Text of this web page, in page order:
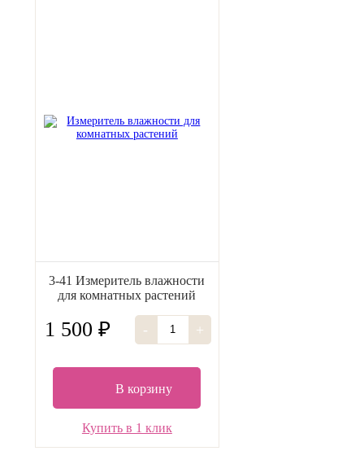
3-41 Измеритель влажности
для комнатных растений
1 500 ₽ - +
В корзину
Купить в 1 клик